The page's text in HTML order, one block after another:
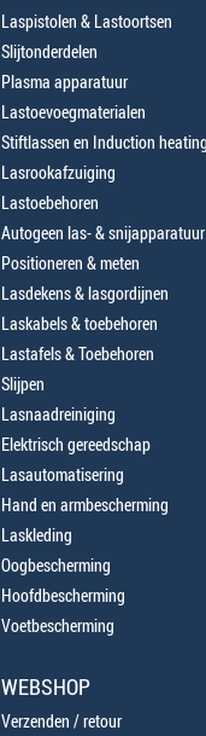
Laspistolen & Lastoortsen
Slijtonderdelen
Plasma apparatuur
Lastoevoegmaterialen
Stiftlassen en Induction heating
Lasrookafzuiging
Lastoebehoren
Autogeen las- & snijapparatuur
Positioneren & meten
Lasdekens & lasgordijnen
Laskabels & toebehoren
Lastafels & Toebehoren
Slijpen
Lasnaadreiniging
Elektrisch gereedschap
Lasautomatisering
Hand en armbescherming
Laskleding
Oogbescherming
Hoofdbescherming
Voetbescherming
WEBSHOP
Verzenden / retour